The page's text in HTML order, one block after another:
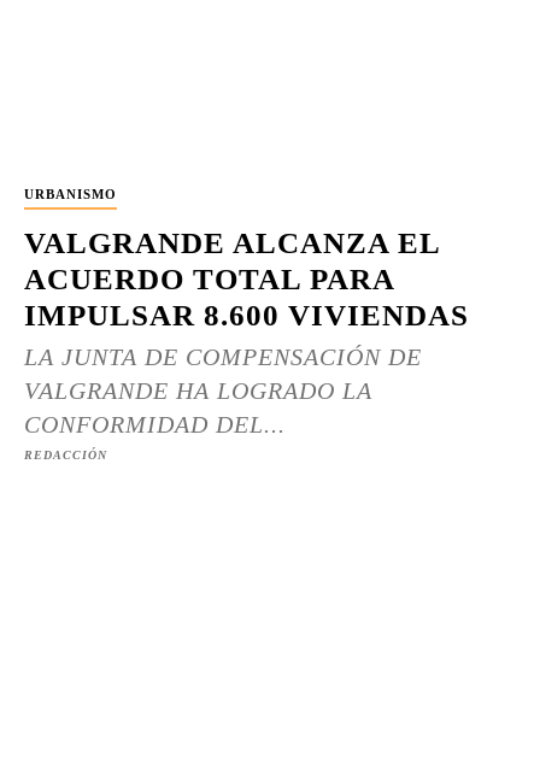
URBANISMO
VALGRANDE ALCANZA EL
ACUERDO TOTAL PARA
IMPULSAR 8.600 VIVIENDAS
LA JUNTA DE COMPENSACIÓN DE
VALGRANDE HA LOGRADO LA
CONFORMIDAD DEL...
REDACCIÓN